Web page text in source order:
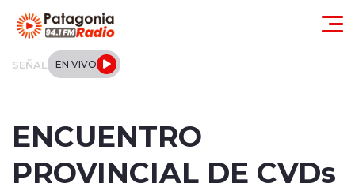
SEÑAL EN VIVO
ENCUENTRO
PROVINCIAL DE CVDs